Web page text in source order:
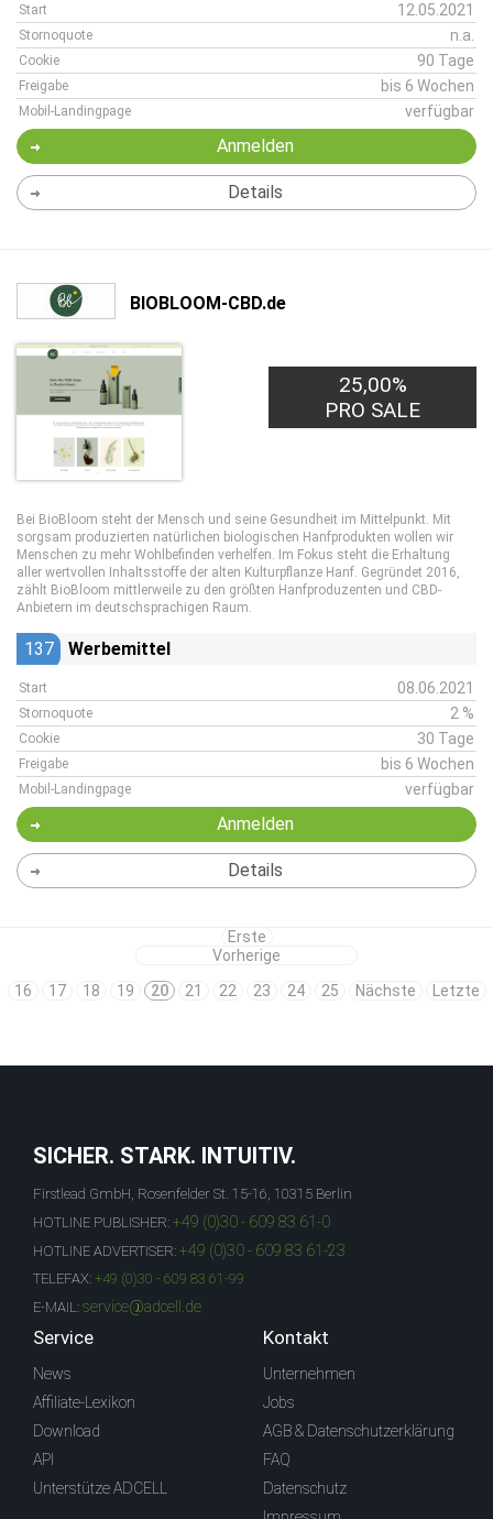
Start 12.05.2021
Stornoquote n.a.
Cookie 90 Tage
Freigabe bis 6 Wochen
Mobil-Landingpage verfügbar
Anmelden
Details
BIOBLOOM-CBD.de
25,00%
PRO SALE
Bei BioBloom steht der Mensch und seine Gesundheit im Mittelpunkt. Mit
sorgsam produzierten natürlichen biologischen Hanfprodukten wollen wir
Menschen zu mehr Wohlbefinden verhelfen. Im Fokus steht die Erhaltung
aller wertvollen Inhaltsstoffe der alten Kulturpflanze Hanf. Gegründet 2016,
zählt BioBloom mittlerweile zu den größten Hanfproduzenten und CBD-
Anbietern im deutschsprachigen Raum.
137 Werbemittel
Start 08.06.2021
Stornoquote 2 %
Cookie 30 Tage
Freigabe bis 6 Wochen
Mobil-Landingpage verfügbar
Anmelden
Details
Erste
Vorherige
16
17 18 19 20 21 22 23 24 25 Nächste Letzte
SICHER. STARK. INTUITIV.
Firstlead GmbH, Rosenfelder St. 15-16, 10315 Berlin
HOTLINE PUBLISHER: +49 (0)30 - 609 83 61-0
HOTLINE ADVERTISER: +49 (0)30 - 609 83 61-23
TELEFAX: +49 (0)30 - 609 83 61-99
E-MAIL: service@adcell.de
Service
News
Affiliate-Lexikon
Download
API
Unterstütze ADCELL
Kontakt
Unternehmen
Jobs
AGB & Datenschutzerklärung
FAQ
Datenschutz